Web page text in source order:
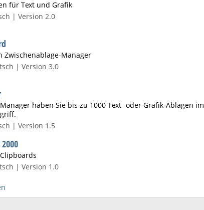
für Text und Grafik
| Version 2.0
Zwischenablage-Manager
| Version 3.0
haben Sie bis zu 1000 Text- oder Grafik-Ablagen im
| Version 1.5
| Version 1.0